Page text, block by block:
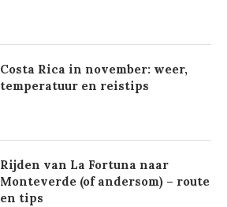
Costa Rica in november: weer,
temperatuur en reistips
Rijden van La Fortuna naar
Monteverde (of andersom) – route
en tips